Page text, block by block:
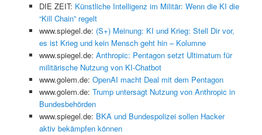
DIE ZEIT: Künstliche Intelligenz im Militär: Wenn die KI die
“Kill Chain” regelt
www.spiegel.de: (S+) Meinung: KI und Krieg: Stell Dir vor,
es ist Krieg und kein Mensch geht hin – Kolumne
www.spiegel.de: Anthropic: Pentagon setzt Ultimatum für
militärische Nutzung von KI-Chatbot
www.golem.de: OpenAI macht Deal mit dem Pentagon
www.golem.de: Trump untersagt Nutzung von Anthropic in
Bundesbehörden
www.spiegel.de: BKA und Bundespolizei sollen Hacker
aktiv bekämpfen können